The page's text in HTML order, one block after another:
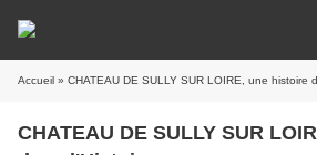
Accueil » CHATEAU DE SULLY SUR LOIRE, une histoire
CHATEAU DE SULLY SUR